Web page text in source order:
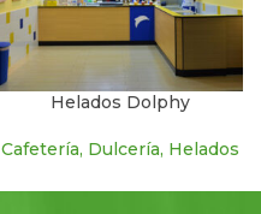
Helados Dolphy
Cafetería, Dulcería, Helados